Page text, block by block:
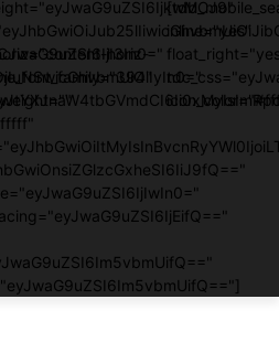
horiz-
inline="yes"